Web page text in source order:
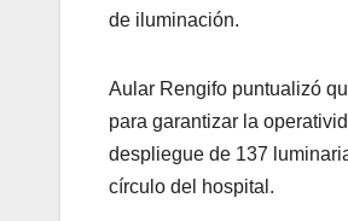
de iluminación.
Aular Rengifo puntualizó
para garantizar la
despliegue de 137
círculo del hospital.